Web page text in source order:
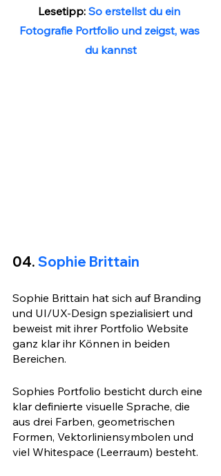
Lesetipp: So erstellst du ein
Fotografie Portfolio und zeigst, was
du kannst
04. Sophie Brittain
Sophie Brittain hat sich auf Branding
und UI/UX-Design spezialisiert und
beweist mit ihrer Portfolio Website
ganz klar ihr Können in beiden
Bereichen.
Sophies Portfolio besticht durch eine
klar definierte visuelle Sprache, die
aus drei Farben, geometrischen
Formen, Vektorliniensymbolen und
viel Whitespace (Leerraum) besteht.